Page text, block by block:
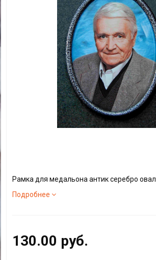
Рамка для медальона антик серебро овал
Подробнее
130.00 руб.